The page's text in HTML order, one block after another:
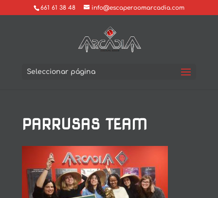
661 61 38 48 info@escaperoomarcadia.com
Seleccionar página
PARRUSAS TEAM